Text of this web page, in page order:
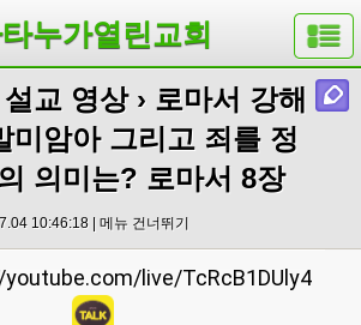
누가열린교회
교 영상› 로마서 강해
미암아 그리고 죄를 정
의미는? 로마서 8장
10:46:18 | 메뉴 건너뛰기
live/TcRcB1DUly4